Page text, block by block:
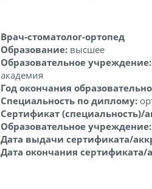
Врач-стоматолог-ортопед
Образование: высшее
Образовательное учреждение:
академия
Год окончания
Специальность по диплому:
Сертификат (специальность)/
Образовательное учреждение:
Дата выдачи сертификата/
Дата окончания сертификата/